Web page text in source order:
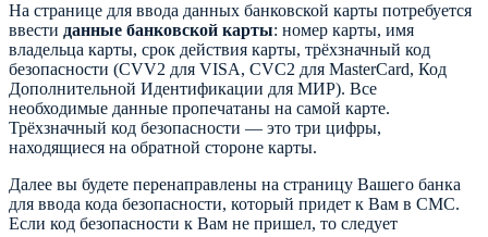
На странице для ввода данных банковской карты потребуется
ввести данные банковской карты: номер карты, имя
владельца карты, срок действия карты, трёхзначный код
безопасности (CVV2 для VISA, CVC2 для MasterCard, Код
Дополнительной Идентификации для МИР). Все
необходимые данные пропечатаны на самой карте.
Трёхзначный код безопасности — это три цифры,
находящиеся на обратной стороне карты.
Далее вы будете перенаправлены на страницу Вашего банка
для ввода кода безопасности, который придет к Вам в СМС.
Если код безопасности к Вам не пришел, то следует